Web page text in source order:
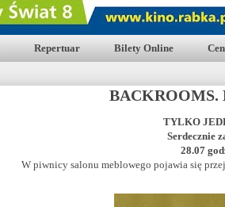
Repertuar Bilety Online
BACKROOMS.
TYLKO
Serdecznie
28.07
W piwnicy salonu meblowego pojawia się